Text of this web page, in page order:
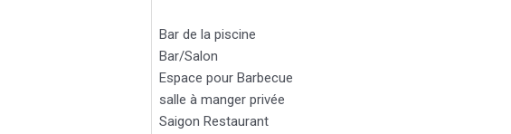
Bar de la piscine
Bar/Salon
Espace pour Barbecue
salle à manger privée
Saigon Restaurant